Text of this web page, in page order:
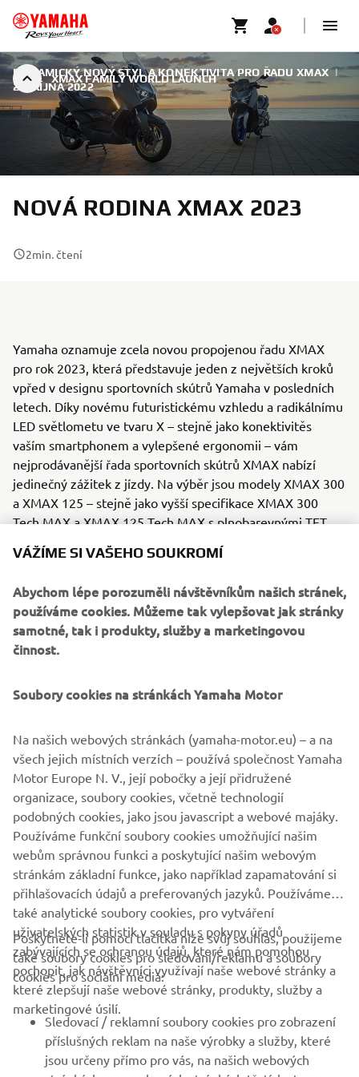
XMAX FAMILY WORLD LAUNCH
DYNAMICKÝ NOVÝ STYL A KONEKTIVITA PRO ŘADU XMAX |
26. ŘÍJNA 2022
NOVÁ RODINA XMAX 2023
2min. čtení
Yamaha oznamuje zcela novou propojenou řadu XMAX
pro rok 2023, která představuje jeden z největších kroků
vpřed v designu sportovních skútrů Yamaha v posledních
letech. Díky novému futuristickému vzhledu a radikálnímu
LED světlometu ve tvaru X – stejně jako konektivitěs
vaším smartphonem a vylepšené ergonomii – vám
nejprodávanější řada sportovních skútrů XMAX nabízí
jedinečný zážitek z jízdy. Na výběr jsou modely XMAX 300
a XMAX 125 – stejně jako vyšší specifikace XMAX 300
Tech MAX a XMAX 125 Tech MAX s plnobarevnými TFT
přístroji a navigací Garmin prostřednictvím chytrého
telefonu. Všechny modely standardně disponují plným
můžete si být jisti, že zažijete nejlepší styl, technologii a
kvalitu ve své třídě!
Kromě uvedení celé řady XMAX v Evropě se v roce 2023
300. Celosvětová verze tohoto nejprodávanějšího modelu
podtrhuje obrovskou mezinárodní přitažlivost značky
Yamaha.
FOLLOW THE MAX
FIREMNÍ
B2B
VÍCE YAMAHA
VÁŽÍME SI VAŠEHO SOUKROMÍ
Abychom lépe porozuměli návštěvníkům našich stránek,
používáme cookies. Můžeme tak vylepšovat jak stránky
samotné, tak i produkty, služby a marketingovou
činnost.
Soubory cookies na stránkách Yamaha Motor
Na našich webových stránkách (yamaha-motor.eu) – a na
všech jejich místních verzích – používá společnost Yamaha
Motor Europe N. V., její pobočky a její přidružené
organizace, soubory cookies, včetně technologií
podobných cookies, jako jsou javascript a webové majáky.
Používáme funkční soubory cookies umožňující našim
webům správnou funkci a poskytující našim webovým
stránkám základní funkce, jako například zapamatování si
přihlašovacích údajů a preferovaných jazyků. Používáme
také analytické soubory cookies, pro vytváření
uživatelských statistik v souladu s pokyny úřadů
zabývajících se ochranou údajů, které nám pomohou
pochopit, jak návštěvníci využívají naše webové stránky a
které zlepšují naše webové stránky, produkty, služby a
marketingové úsilí.
Poskytnete-li pomocí tlačítka níže svůj souhlas, použijeme
také soubory cookies pro sledování/reklamu a soubory
cookies pro sociální média:
Sledovací / reklamní soubory cookies pro zobrazení
příslušných reklam na naše výrobky a služby, které
jsou určeny přímo pro vás, na našich webových